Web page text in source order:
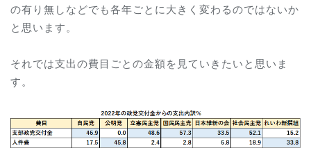
の有り無しなどでも各年ごとに大きく変わるのではないか
と思います。
それでは支出の費目ごとの金額を見ていきたいと思いま
す。